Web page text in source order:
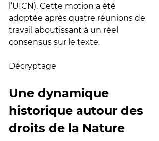
l’UICN). Cette motion a été
adoptée après quatre réunions de
travail aboutissant à un réel
consensus sur le texte.
Décryptage
Une dynamique
historique autour des
droits de la Nature